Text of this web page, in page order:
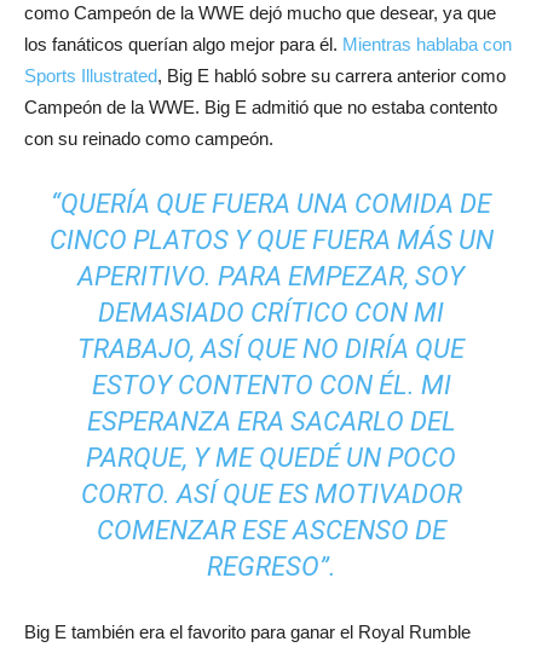
como Campeón de la WWE dejó mucho que desear, ya que
los fanáticos querían algo mejor para él. Mientras hablaba con
Sports Illustrated, Big E habló sobre su carrera anterior como
Campeón de la WWE. Big E admitió que no estaba contento
con su reinado como campeón.
“QUERÍA QUE FUERA UNA COMIDA DE
CINCO PLATOS Y QUE FUERA MÁS UN
APERITIVO. PARA EMPEZAR, SOY
DEMASIADO CRÍTICO CON MI
TRABAJO, ASÍ QUE NO DIRÍA QUE
ESTOY CONTENTO CON ÉL. MI
ESPERANZA ERA SACARLO DEL
PARQUE, Y ME QUEDÉ UN POCO
CORTO. ASÍ QUE ES MOTIVADOR
COMENZAR ESE ASCENSO DE
REGRESO”.
Big E también era el favorito para ganar el Royal Rumble